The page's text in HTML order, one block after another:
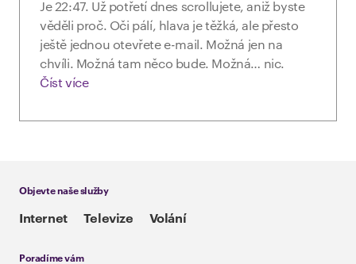
Je 22:47. Už potřetí dnes scrollujete, aniž byste
věděli proč. Oči pálí, hlava je těžká, ale přesto
ještě jednou otevřete e-mail. Možná jen na
chvíli. Možná tam něco bude. Možná… nic.
Číst více
Objevte naše služby
Internet Televize Volání
Poradíme vám